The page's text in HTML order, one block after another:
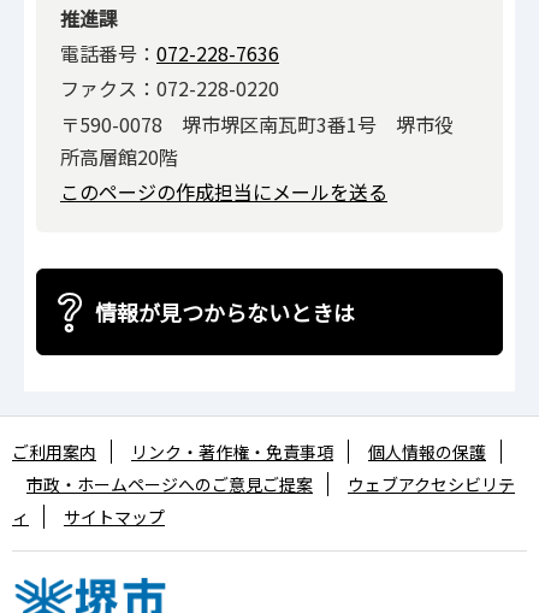
推進課
電話番号： 072-228-7636
ファクス：072-228-0220
〒590-0078 堺市堺区南瓦町3番1号 堺市役
所高層館20階
このページの作成担当にメールを送る
情報が見つからないときは
ご利用案内 リンク・著作権・免責事項
個人情報の保護
市政・ホームページへのご意見ご提案
ウェブアクセシビリテ
ィ
サイトマップ